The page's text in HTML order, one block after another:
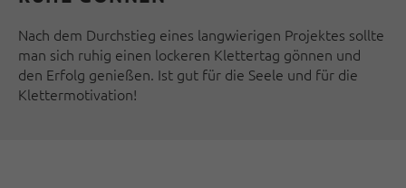
Nach dem Durchstieg eines langwierigen Projektes sollte
man sich ruhig einen lockeren Klettertag gönnen und
den Erfolg genießen. Ist gut für die Seele und für die
Klettermotivation!